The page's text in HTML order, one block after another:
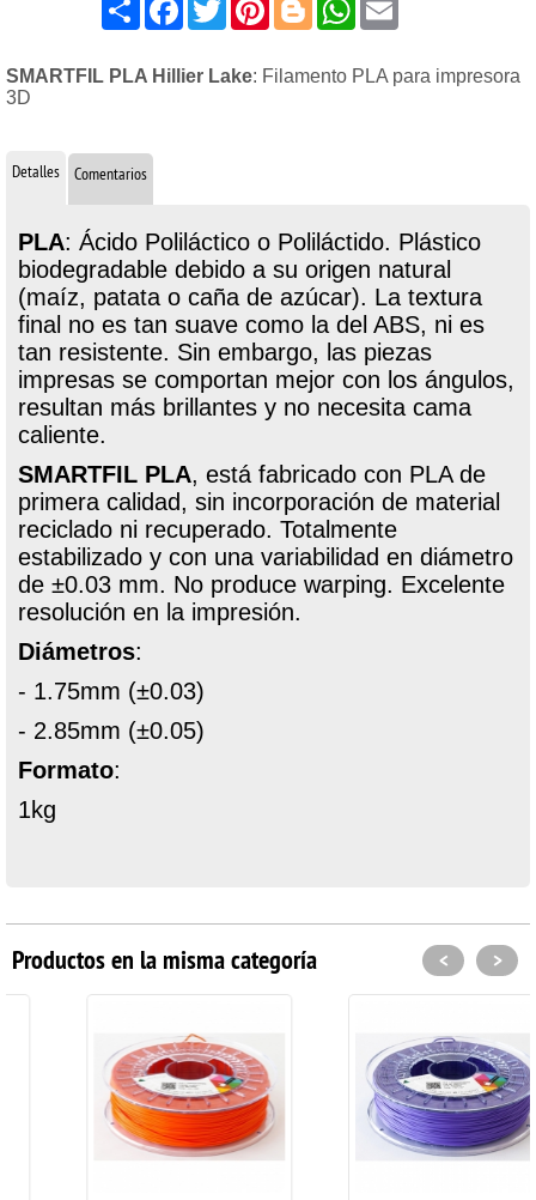
SMARTFIL PLA Hillier Lake: Filamento PLA para impresora
3D
Detalles Comentarios
PLA: Ácido Poliláctico o Poliláctido. Plástico
biodegradable debido a su origen natural
(maíz, patata o caña de azúcar). La textura
final no es tan suave como la del ABS, ni es
tan resistente. Sin embargo, las piezas
impresas se comportan mejor con los ángulos,
resultan más brillantes y no necesita cama
caliente.
SMARTFIL PLA, está fabricado con PLA de
primera calidad, sin incorporación de material
reciclado ni recuperado. Totalmente
estabilizado y con una variabilidad en diámetro
de ±0.03 mm. No produce warping. Excelente
resolución en la impresión.
Diámetros:
- 1.75mm (±0.03)
- 2.85mm (±0.05)
Formato:
1kg
Productos en la misma categoría < >